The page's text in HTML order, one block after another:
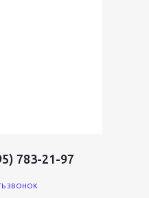
783-21-97
ЗВОНОК